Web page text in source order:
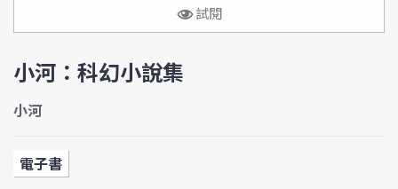
試閱
小河：科幻小說集
小河
電子書